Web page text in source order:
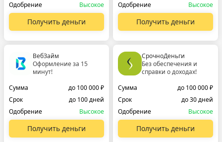
Одобрение
Высокое
Получить деньги
Одобрение
Высокое
Получить деньги
ВебЗайм
Оформление за 15
минут!
Сумма
до 100 000 ₽
Срок
до 100 дней
Одобрение
Высокое
Получить деньги
СрочноДеньги
Без обеспечения и
справки о доходах!
Сумма
до 100 000 ₽
Срок
до 30 дней
Одобрение
Высокое
Получить деньги